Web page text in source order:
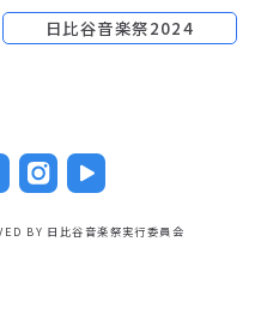
日比谷音楽祭2024
BY 日比谷音楽祭実行委員会